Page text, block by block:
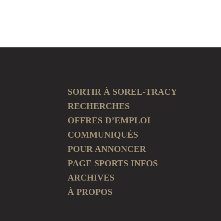
SORTIR À SOREL-TRACY
RECHERCHES
OFFRES D’EMPLOI
COMMUNIQUÉS
POUR ANNONCER
PAGE SPORTS INFOS
ARCHIVES
À PROPOS